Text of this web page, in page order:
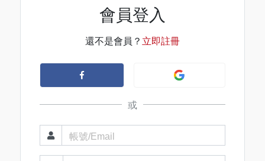
會員登入
還不是會員？ 立即註冊
或
帳號/Email